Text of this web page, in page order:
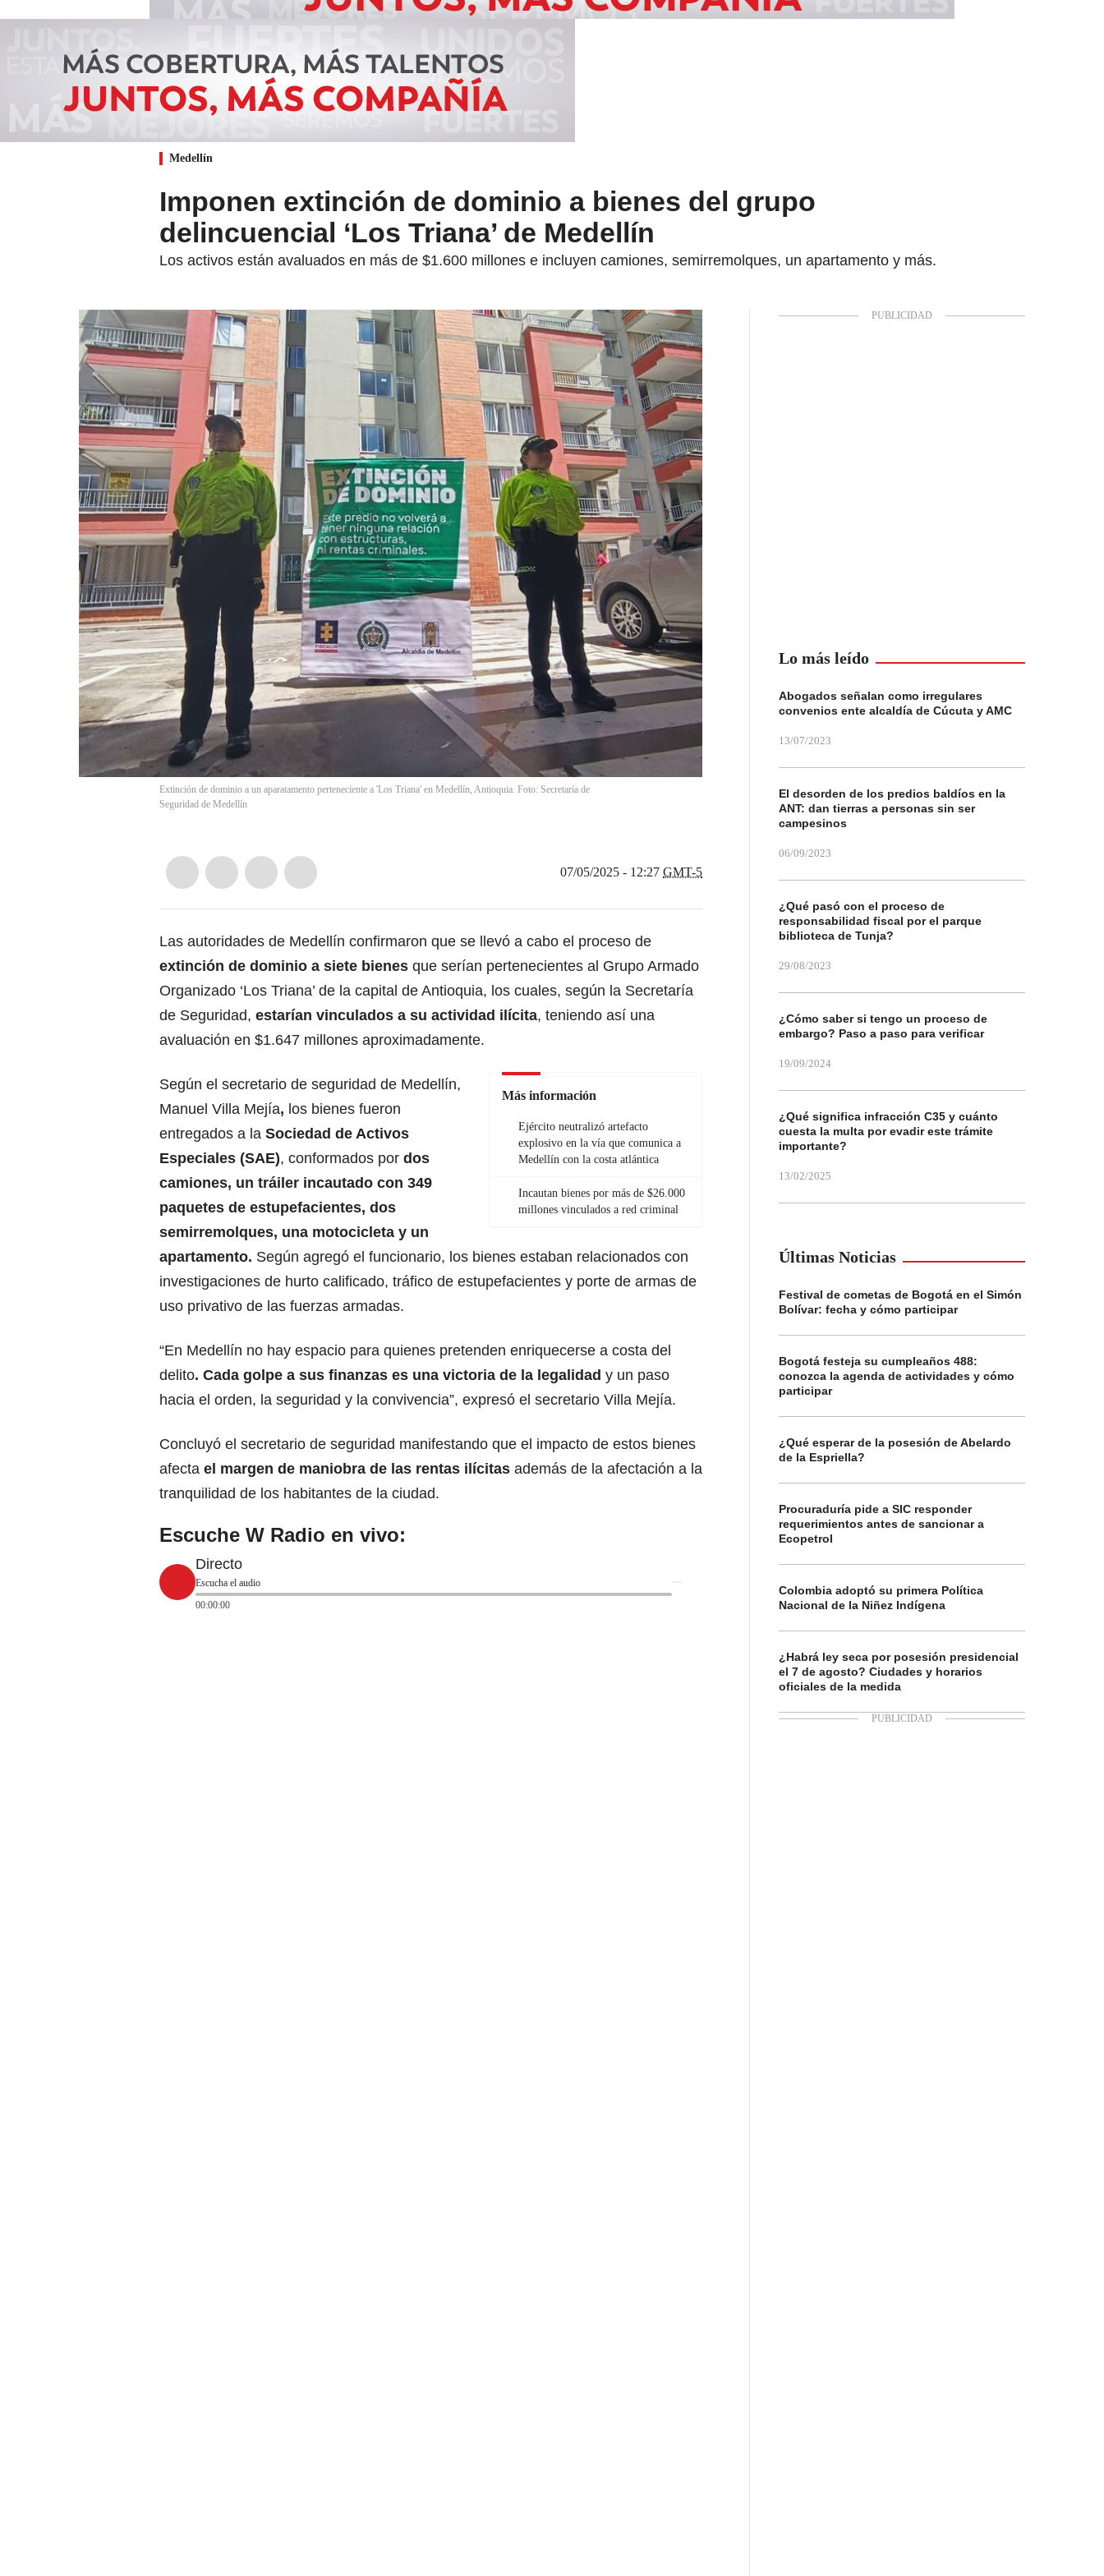
Medellín
Imponen extinción de dominio a bienes del grupo
delincuencial ‘Los Triana’ de Medellín
Los activos están avaluados en más de $1.600 millones e incluyen camiones, semirremolques, un apartamento y más.
Extinción de dominio a un aparatamento perteneciente a 'Los Triana' en Medellín, Antioquia. Foto: Secretaría de
Seguridad de Medellín
07/05/2025 - 12:27 GMT-5
Las autoridades de Medellín confirmaron que se llevó a cabo el proceso de
extinción de dominio a siete bienes que serían pertenecientes al Grupo Armado
Organizado ‘Los Triana’ de la capital de Antioquia, los cuales, según la Secretaría
de Seguridad, estarían vinculados a su actividad ilícita, teniendo así una
avaluación en $1.647 millones aproximadamente.
Más información
Ejército neutralizó artefacto
explosivo en la vía que comunica a
Medellín con la costa atlántica
Incautan bienes por más de $26.000
millones vinculados a red criminal
Según el secretario de seguridad de Medellín,
Manuel Villa Mejía, los bienes fueron
entregados a la Sociedad de Activos
Especiales (SAE), conformados por dos
camiones, un tráiler incautado con 349
paquetes de estupefacientes, dos
semirremolques, una motocicleta y un
apartamento. Según agregó el funcionario, los bienes estaban relacionados con
investigaciones de hurto calificado, tráfico de estupefacientes y porte de armas de
uso privativo de las fuerzas armadas.
“En Medellín no hay espacio para quienes pretenden enriquecerse a costa del
delito. Cada golpe a sus finanzas es una victoria de la legalidad y un paso
hacia el orden, la seguridad y la convivencia”, expresó el secretario Villa Mejía.
Concluyó el secretario de seguridad manifestando que el impacto de estos bienes
afecta el margen de maniobra de las rentas ilícitas además de la afectación a la
tranquilidad de los habitantes de la ciudad.
Escuche W Radio en vivo:
Directo
Escucha el audio
00:00:00
Lo más leído
Abogados señalan como irregulares
convenios ente alcaldía de Cúcuta y AMC
13/07/2023
El desorden de los predios baldíos en la
ANT: dan tierras a personas sin ser
campesinos
06/09/2023
¿Qué pasó con el proceso de
responsabilidad fiscal por el parque
biblioteca de Tunja?
29/08/2023
¿Cómo saber si tengo un proceso de
embargo? Paso a paso para verificar
19/09/2024
¿Qué significa infracción C35 y cuánto
cuesta la multa por evadir este trámite
importante?
13/02/2025
Últimas Noticias
Festival de cometas de Bogotá en el Simón
Bolívar: fecha y cómo participar
Bogotá festeja su cumpleaños 488:
conozca la agenda de actividades y cómo
participar
¿Qué esperar de la posesión de Abelardo
de la Espriella?
Procuraduría pide a SIC responder
requerimientos antes de sancionar a
Ecopetrol
Colombia adoptó su primera Política
Nacional de la Niñez Indígena
¿Habrá ley seca por posesión presidencial
el 7 de agosto? Ciudades y horarios
oficiales de la medida